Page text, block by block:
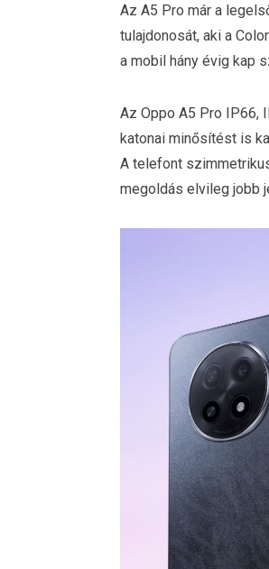
Az A5 Pro már a
tulajdonosát, aki a
a mobil hány évig kap
Az Oppo A5 Pro IP66,
katonai minősítést is
A telefont
megoldás elvileg jobb